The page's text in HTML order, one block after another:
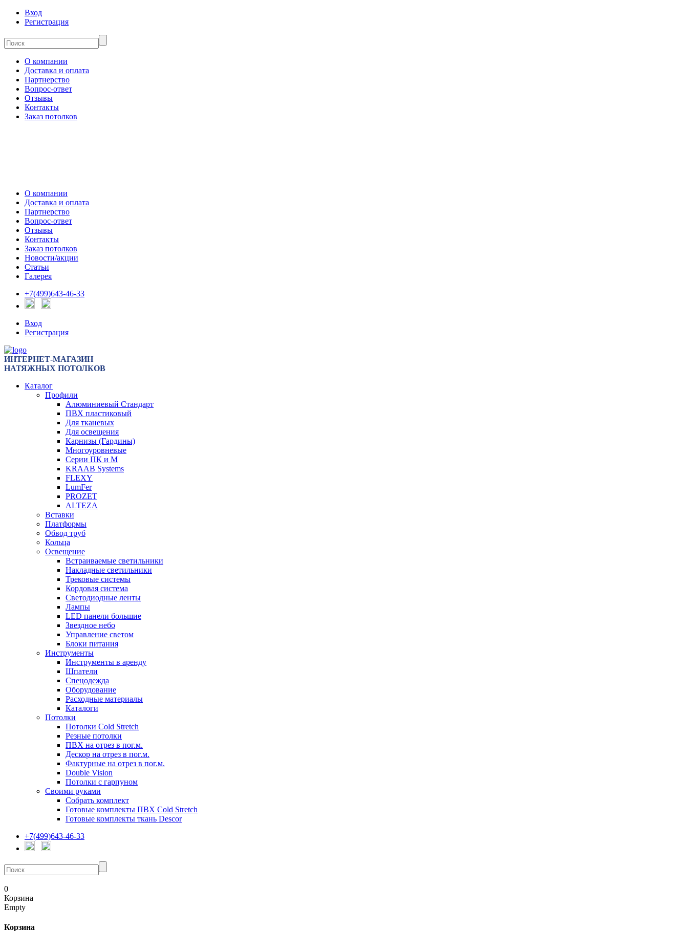
Вход
Регистрация
О компании
Доставка и оплата
Партнерство
Вопрос-ответ
Отзывы
Контакты
Заказ потолков
О компании
Доставка и оплата
Партнерство
Вопрос-ответ
Отзывы
Контакты
Заказ потолков
Новости/акции
Статьи
Галерея
+7(499)643-46-33
Вход
Регистрация
ИНТЕРНЕТ-МАГАЗИН
НАТЯЖНЫХ ПОТОЛКОВ
Каталог
Профили
Алюминиевый Стандарт
ПВХ пластиковый
Для тканевых
Для освещения
Карнизы (Гардины)
Многоуровневые
Серии ПК и М
KRAAB Systems
FLEXY
LumFer
PROZET
ALTEZA
Вставки
Платформы
Обвод труб
Кольца
Освещение
Встраиваемые светильники
Накладные светильники
Трековые системы
Кордовая система
Светодиодные ленты
Лампы
LED панели большие
Звездное небо
Управление светом
Блоки питания
Инструменты
Инструменты в аренду
Шпатели
Спецодежда
Оборудование
Расходные материалы
Каталоги
Потолки
Потолки Cold Stretch
Резные потолки
ПВХ на отрез в пог.м.
Дескор на отрез в пог.м.
Фактурные на отрез в пог.м.
Double Vision
Потолки с гарпуном
Своими руками
Собрать комплект
Готовые комплекты ПВХ Cold Stretch
Готовые комплекты ткань Descor
+7(499)643-46-33
0
Корзина
Empty
Корзина